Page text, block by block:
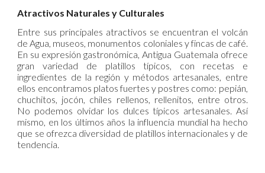
Atractivos Naturales y Culturales
Entre sus principales atractivos se encuentran el volcán
de Agua, museos, monumentos coloniales y fincas de café.
En su expresión gastronómica, Antigua Guatemala ofrece
gran variedad de platillos típicos, con recetas e
ingredientes de la región y métodos artesanales, entre
ellos encontramos platos fuertes y postres como: pepián,
chuchitos, jocón, chiles rellenos, rellenitos, entre otros.
No podemos olvidar los dulces típicos artesanales. Así
mismo, en los últimos años la influencia mundial ha hecho
que se ofrezca diversidad de platillos internacionales y de
tendencia.